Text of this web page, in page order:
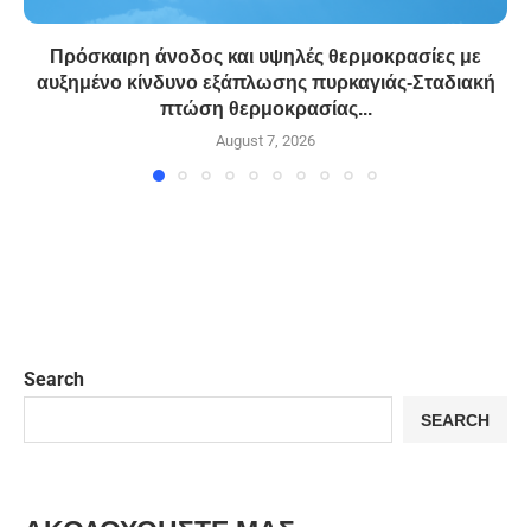
Πρόσκαιρη άνοδος και υψηλές θερμοκρασίες με
αυξημένο κίνδυνο εξάπλωσης πυρκαγιάς-Σταδιακή
πτώση θερμοκρασίας...
August 7, 2026
Search
SEARCH